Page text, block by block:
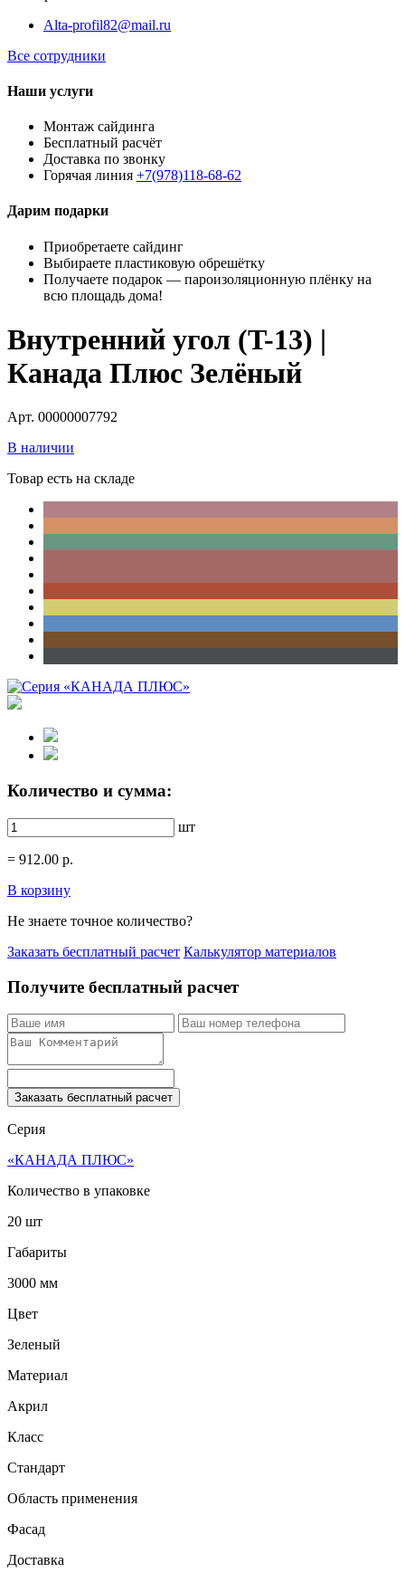
Alta-profil82@mail.ru
Все сотрудники
Наши услуги
Монтаж сайдинга
Бесплатный расчёт
Доставка по звонку
Горячая линия +7(978)118-68-62
Дарим подарки
Приобретаете сайдинг
Выбираете пластиковую обрешётку
Получаете подарок — пароизоляционную плёнку на
всю площадь дома!
Внутренний угол (T-13) |
Канада Плюс Зелёный
Арт. 00000007792
В наличии
Товар есть на складе
Количество и сумма:
шт
= 912.00 р.
В корзину
Не знаете точное количество?
Заказать бесплатный расчет Калькулятор материалов
Получите бесплатный расчет
Заказать бесплатный расчет
Серия
«КАНАДА ПЛЮС»
Количество в упаковке
20 шт
Габариты
3000 мм
Цвет
Зеленый
Материал
Акрил
Класс
Стандарт
Область применения
Фасад
Доставка